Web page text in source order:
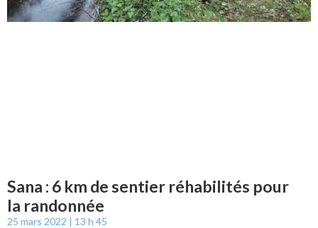
Sana : 6 km de sentier réhabilités pour
la randonnée
25 mars 2022 13 h 45